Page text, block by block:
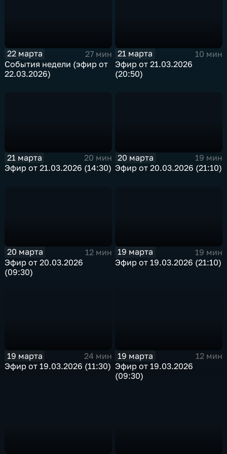
22 марта
27 мин
События недели (эфир от
22.03.2026)
21 марта
10 мин
Эфир от 21.03.2026
(20:50)
21 марта
20 мин
Эфир от 21.03.2026 (14:30)
20 марта
19 мин
Эфир от 20.03.2026 (21:10)
20 марта
12 мин
Эфир от 20.03.2026
(09:30)
19 марта
19 мин
Эфир от 19.03.2026 (21:10)
19 марта
24 мин
Эфир от 19.03.2026 (11:30)
19 марта
12 мин
Эфир от 19.03.2026
(09:30)